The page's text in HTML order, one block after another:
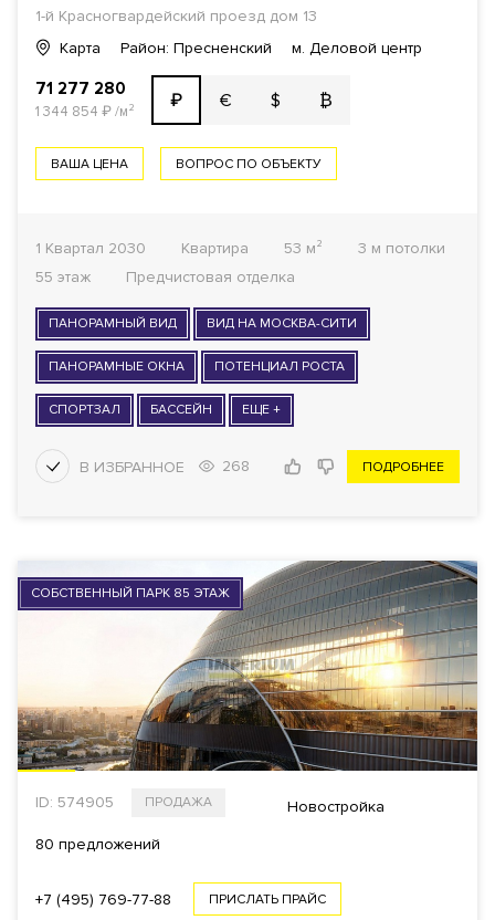
КОМНАТ ОТ
ОТДЕЛКА
ГОТОВНОСТЬ ДОМА
ФОНД
Все варианты
ПОКАЗАТЬ 81
1-й Красногвардейский проезд дом 13
Карта
Район: Пресненский м. Деловой центр
71 277 280
1 344 854 ₽/м² ₽ € $ ₿
ВАША ЦЕНА ВОПРОС ПО ОБЪЕКТУ
1 Квартал 2030 Квартира 53 м²
3 м потолки
55 этаж
Предчистовая отделка
ПАНОРАМНЫЙ ВИД ВИД НА МОСКВА-СИТИ
ПАНОРАМНЫЕ ОКНА ПОТЕНЦИАЛ РОСТА
СПОРТЗАЛ БАССЕЙН ЕЩЕ +
268 ПОДРОБНЕЕ
СОБСТВЕННЫЙ ПАРК 85 ЭТАЖ
ID: 574905 ПРОДАЖА Новостройка
80 предложений
+7 (495) 769-77-88 ПРИСЛАТЬ ПРАЙС